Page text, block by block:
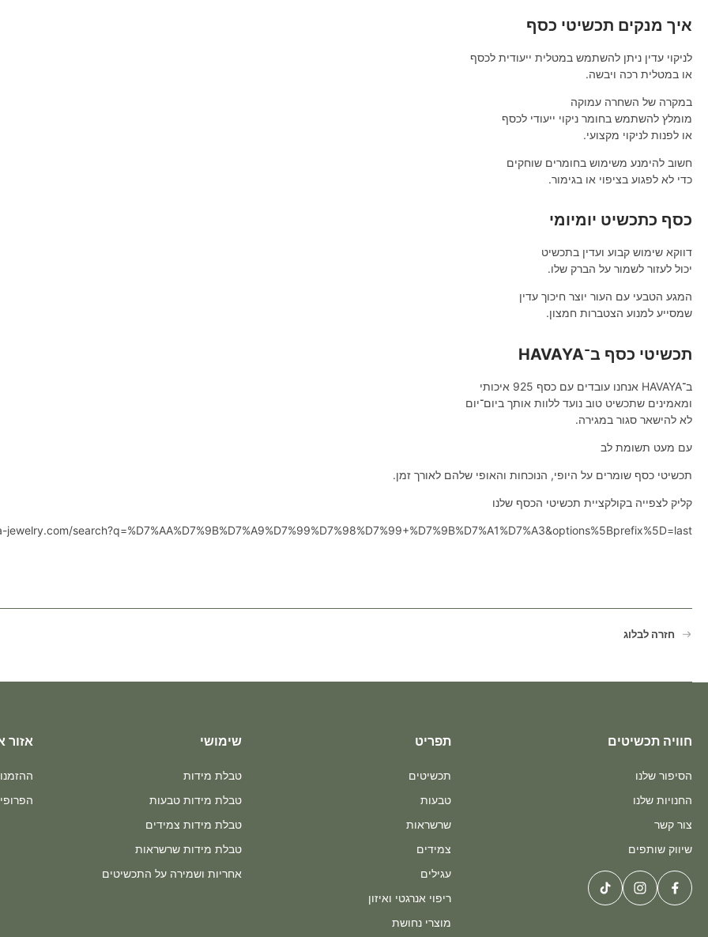
איך מנקים תכשיטי כסף
לניקוי עדין ניתן להשתמש במטלית ייעודית לכסף
או במטלית רכה ויבשה.
במקרה של השחרה עמוקה
מומלץ להשתמש בחומר ניקוי ייעודי לכסף
או לפנות לניקוי מקצועי.
חשוב להימנע משימוש בחומרים שוחקים
כדי לא לפגוע בציפוי או בגימור.
כסף כתכשיט יומיומי
דווקא שימוש קבוע ועדין בתכשיט
יכול לעזור לשמור על הברק שלו.
המגע הטבעי עם העור יוצר חיכוך עדין
שמסייע למנוע הצטברות חמצון.
תכשיטי כסף ב־HAVAYA
ב־HAVAYA אנחנו עובדים עם כסף 925 איכותי
ומאמינים שתכשיט טוב נועד ללוות אותך ביום־יום
לא להישאר סגור במגירה.
עם מעט תשומת לב
תכשיטי כסף שומרים על היופי, הנוכחות והאופי שלהם לאורך זמן.
קליק לצפייה בקולקציית תכשיטי הכסף שלנו
search?q=%D7%AA%D7%9B%D7%A9%D7%99%D7%98%D7%99+%D7%9B%D7%A1%D7%A3&options%5Bprefix%5D=last
חזרה לבלוג
חוויה תכשיטים
הסיפור שלנו
החנויות שלנו
צור קשר
שיווק שותפים
תפריט
תכשיטים
טבעות
שרשראות
צמידים
עגילים
ריפוי אנרגטי ואיזון
מוצרי נחושת
שימושי
טבלת מידות
טבלת מידות טבעות
טבלת מידות צמידים
טבלת מידות שרשראות
אחריות ושמירה על התכשיטים
אזור